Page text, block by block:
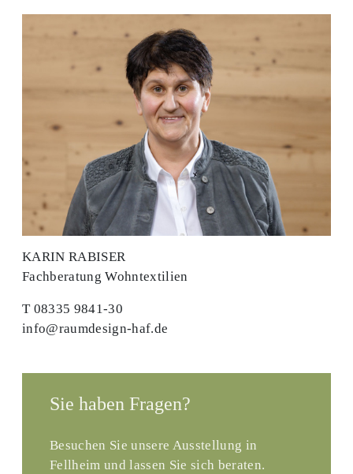
KARIN RABISER
Fachberatung Wohntextilien
T 08335 9841-30
info@raumdesign-haf.de
Sie haben Fragen?
Besuchen Sie unsere Ausstellung in
Fellheim und lassen Sie sich beraten.